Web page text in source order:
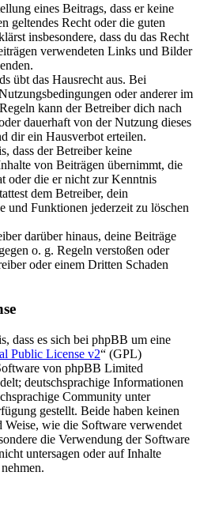
eines Beitrags, dass er keine
geltendes Recht oder die guten
insbesondere, dass du das Recht
verwendeten Links und Bilder
übt das Hausrecht aus. Bei
oder anderer im
kann der Betreiber dich nach
dauerhaft von der Nutzung dieses
dir ein Hausverbot erteilen.
dass der Betreiber keine
von Beiträgen übernimmt, die
oder die er nicht zur Kenntnis
dem Betreiber, dein
und Funktionen jederzeit zu löschen
darüber hinaus, deine Beiträge
o. g. Regeln verstoßen oder
oder einem Dritten Schaden
dass es sich bei phpBB um eine
Public License v2“ (GPL)
von phpBB Limited
deutschsprachige Informationen
Community unter
gestellt. Beide haben keinen
wie die Software verwendet
die Verwendung der Software
untersagen oder auf Inhalte